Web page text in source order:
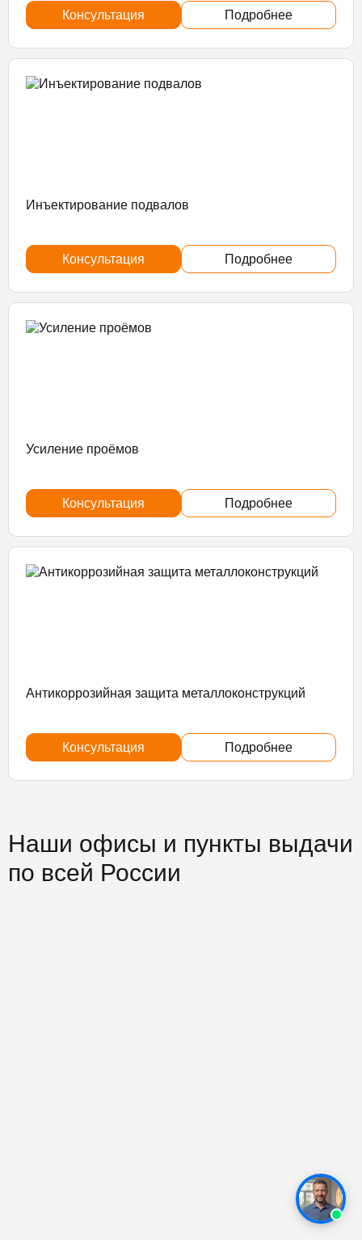
Консультация Подробнее
Инъектирование подвалов
Консультация Подробнее
Усиление проёмов
Консультация Подробнее
Антикоррозийная защита металлоконструкций
Консультация Подробнее
Наши офисы и пункты выдачи
по всей России